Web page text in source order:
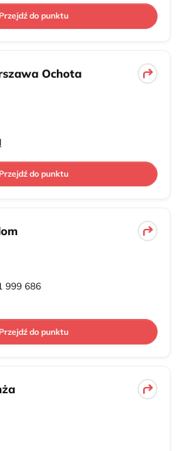
Przejdź do punktu
Ochota
Przejdź do punktu
999 686
Przejdź do punktu